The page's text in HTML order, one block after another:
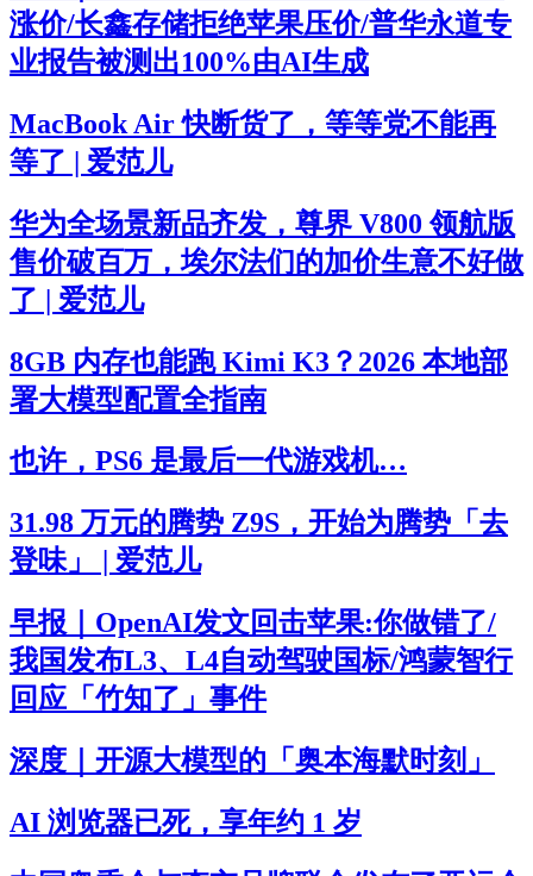
涨价/长鑫存储拒绝苹果压价/普华永道专
业报告被测出100%由AI生成
MacBook Air 快断货了，等等党不能再
等了 | 爱范儿
华为全场景新品齐发，尊界 V800 领航版
售价破百万，埃尔法们的加价生意不好做
了 | 爱范儿
8GB 内存也能跑 Kimi K3？2026 本地部
署大模型配置全指南
也许，PS6 是最后一代游戏机…
31.98 万元的腾势 Z9S，开始为腾势「去
登味」 | 爱范儿
早报｜OpenAI发文回击苹果:你做错了/
我国发布L3、L4自动驾驶国标/鸿蒙智行
回应「竹知了」事件
深度｜开源大模型的「奥本海默时刻」
AI 浏览器已死，享年约 1 岁